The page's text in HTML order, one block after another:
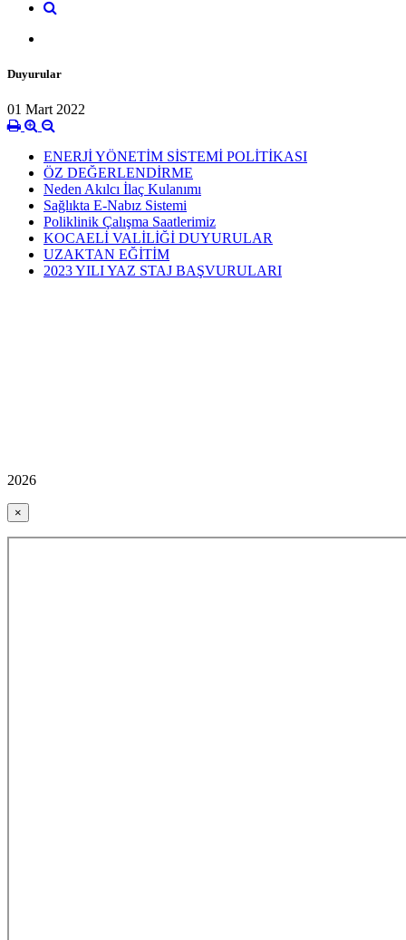
Duyurular
01 Mart 2022
ENERJİ YÖNETİM SİSTEMİ POLİTİKASI
ÖZ DEĞERLENDİRME
Neden Akılcı İlaç Kulanımı
Sağlıkta E-Nabız Sistemi
Poliklinik Çalışma Saatlerimiz
KOCAELİ VALİLİĞİ DUYURULAR
UZAKTAN EĞİTİM
2023 YILI YAZ STAJ BAŞVURULARI
2026
×